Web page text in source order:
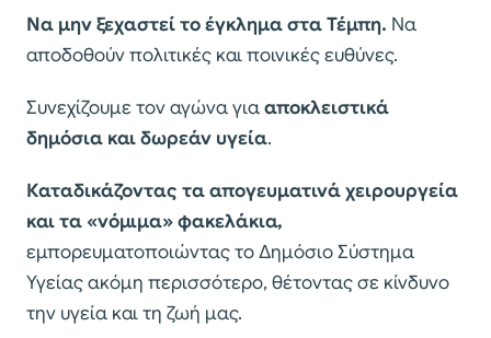
Να μην ξεχαστεί το έγκλημα στα Τέμπη. Να
αποδοθούν πολιτικές και ποινικές ευθύνες.
Συνεχίζουμε τον αγώνα γιααποκλειστικά
δημόσια και δωρεάν υγεία.
Καταδικάζοντας τα απογευματινά χειρουργεία
και τα «νόμιμα» φακελάκια,
εμπορευματοποιώντας το Δημόσιο Σύστημα
Υγείας ακόμη περισσότερο, θέτοντας σε κίνδυνο
την υγεία και τη ζωή μας.